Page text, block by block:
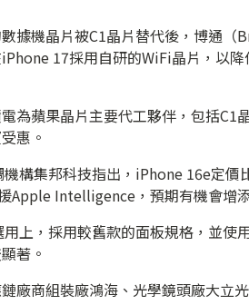
據機晶片被C1晶片替代後，博通（
17採用自研的WiFi晶片，以
為蘋果晶片主要代工夥伴，包括C1
惠。
構集邦科技指出，iPhone 16e定價
Apple Intelligence，預期有機會增
上，採用較舊款的面板規格，並使
著。
廠商組裝廠鴻海、光學鏡頭廠大立